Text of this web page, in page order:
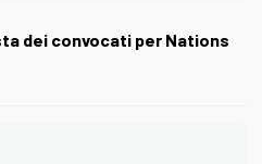
dei convocati per Nations